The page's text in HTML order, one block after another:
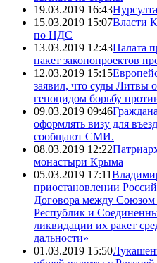
19.03.2019 16:43
15.03.2019 15:07Власти
по НДС
13.03.2019 12:43Палата
пакет законопроектов
12.03.2019 15:15
заявил, что суды Литвы
геноцидом борьбу
09.03.2019 09:46
оформлять визу для
сообщают СМИ.
08.03.2019 12:22
монастыри Крыма
05.03.2019 17:11
приостановлении
Договора между Союзом
Республик и
ликвидации их ракет
дальности»
01.03.2019 15:50